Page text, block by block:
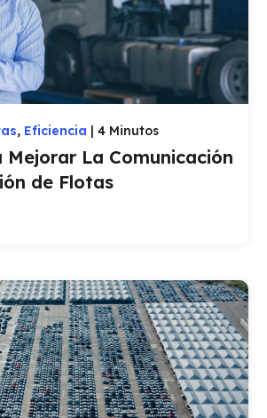
, Eficiencia | 4 Minutos
Mejorar La Comunicación
de Flotas